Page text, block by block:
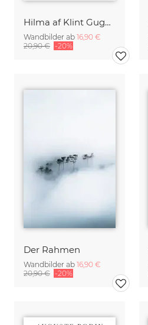
Hilma af Klint Guggenheim
Wandbilder ab 16,90 €
20,90 € -20%
Der Rahmen
Wandbilder ab 16,90 €
20,90 € -20%